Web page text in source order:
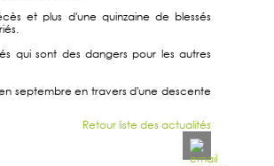
et plus d'une quinzaine de blessés
qui sont des dangers pour les autres
septembre en travers d'une descente
Retour liste des actualités